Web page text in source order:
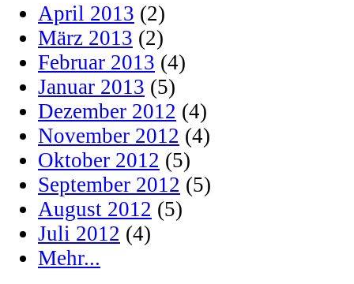
April 2013 (2)
März 2013 (2)
Februar 2013 (4)
Januar 2013 (5)
Dezember 2012 (4)
November 2012 (4)
Oktober 2012 (5)
September 2012 (5)
August 2012 (5)
Juli 2012 (4)
Mehr...